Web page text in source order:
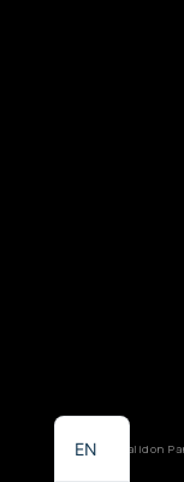
Kalidon
EN